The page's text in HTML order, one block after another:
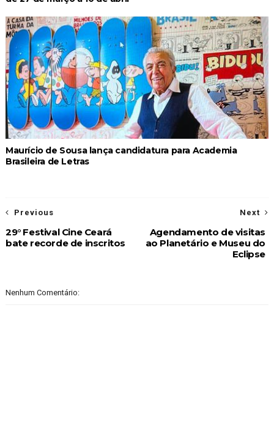
Maurício de Sousa lança candidatura para Academia
Brasileira de Letras
Next
Agendamento de visitas
ao Planetário e Museu do
Eclipse
Previous
29° Festival Cine Ceará
bate recorde de inscritos
Nenhum Comentário: